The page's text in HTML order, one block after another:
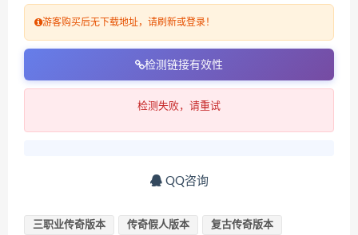
游客购买后无下载地址，请刷新或登录！
检测链接有效性
检测失败，请重试
QQ咨询
三职业传奇版本 传奇假人版本 复古传奇版本